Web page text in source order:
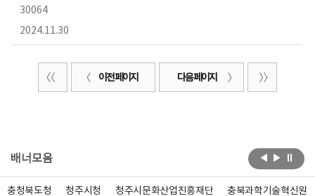
30064
2024.11.30
이전 페이지 다음 페이지
배너모음
충청북도청 청주시청 청주시문화산업진흥재단 충북과학기술혁신원